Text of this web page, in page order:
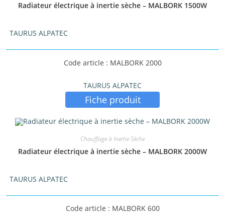
Radiateur électrique à inertie sèche – MALBORK 1500W
TAURUS ALPATEC
Code article : MALBORK 2000
TAURUS ALPATEC
Fiche produit
Chauffage à Inertie Sèche
Radiateur électrique à inertie sèche – MALBORK 2000W
TAURUS ALPATEC
Code article : MALBORK 600